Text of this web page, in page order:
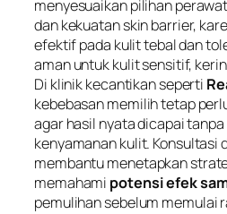
menyesuaikan pilihan
dan kekuatan skin barrier,
efektif pada kulit tebal dan
aman untuk kulit sensitif,
Di klinik kecantikan seperti
kebebasan memilih tetap
agar hasil nyata dicapai
kenyamanan kulit. Konsultasi
membantu menetapkan
memahami potensi efek
pemulihan sebelum memulai